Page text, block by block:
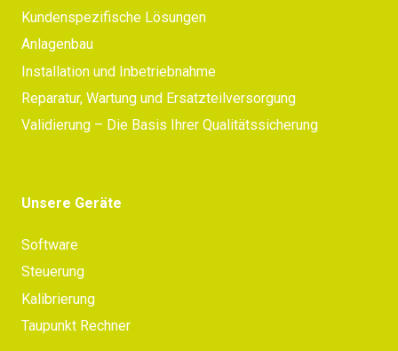
Kundenspezifische Lösungen
Anlagenbau
Installation und Inbetriebnahme
Reparatur, Wartung und Ersatzteilversorgung
Validierung – Die Basis Ihrer Qualitätssicherung
Unsere Geräte
Software
Steuerung
Kalibrierung
Taupunkt Rechner